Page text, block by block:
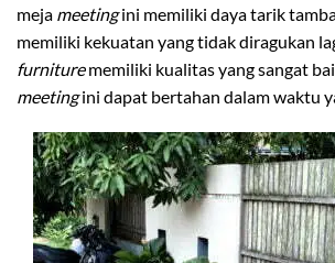
meja meetingini memiliki daya tarik
memiliki kekuatan yang tidak diragukan
furniturememiliki kualitas yang sangat
meetingini dapat bertahan dalam waktu